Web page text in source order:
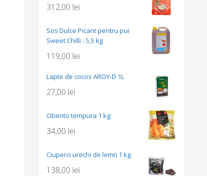
312,00 lei
Sos Dulce Picant pentru pui
Sweet Chilli - 5,5 kg
119,00 lei
Lapte de cocos AROY-D 1L
27,00 lei
Obento tempura 1 kg
34,00 lei
Ciuperci urechi de lemn 1 kg
138,00 lei